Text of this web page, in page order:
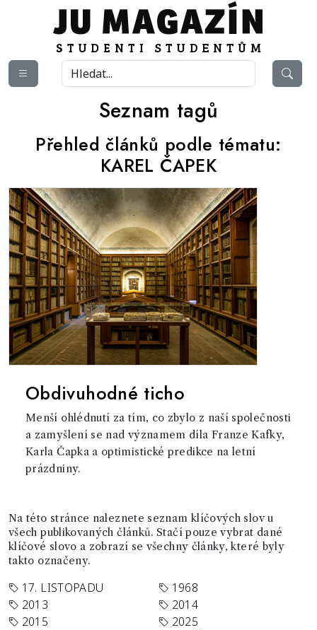
Seznam tagů
Přehled článků podle tématu:
KAREL ČAPEK
Obdivuhodné ticho
Menší ohlédnutí za tím, co zbylo z naší společnosti
a zamyšlení se nad významem díla Franze Kafky,
Karla Čapka a optimistické predikce na letní
prázdniny.
Na této stránce naleznete seznam klíčových slov u
všech publikovaných článků. Stačí pouze vybrat dané
klíčové slovo a zobrazí se všechny články, které byly
takto označeny.
17. LISTOPADU
1968
2013
2014
2015
2025